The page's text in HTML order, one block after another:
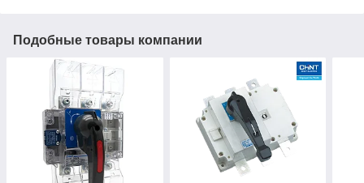
Подобные товары компании